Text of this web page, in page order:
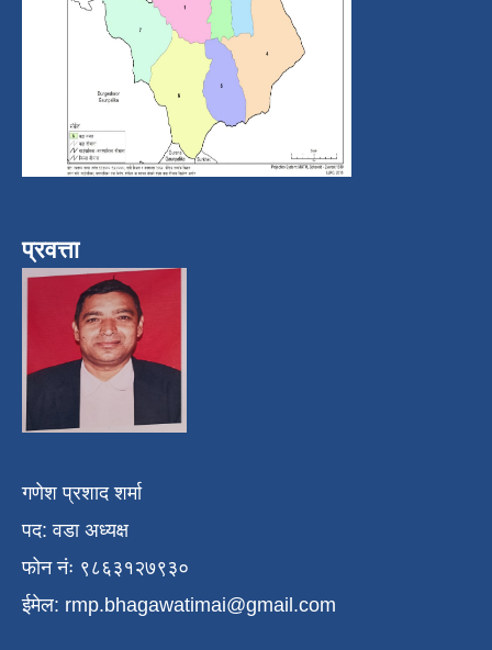
प्रवत्ता
गणेश प्रशाद शर्मा
पद: वडा अध्यक्ष
फोन नंः ९८६३१२७९३०
ईमेल: rmp.bhagawatimai@gmail.com